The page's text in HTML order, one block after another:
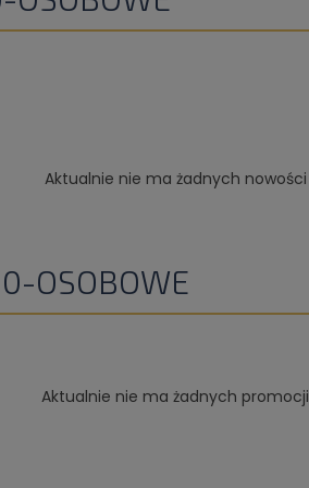
Aktualnie nie ma żadnych nowości
OSOBOWE
Aktualnie nie ma żadnych promocji